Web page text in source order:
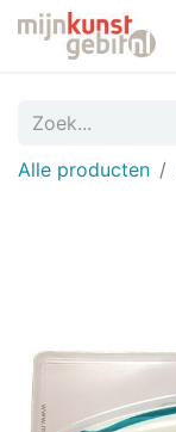
Alle producten